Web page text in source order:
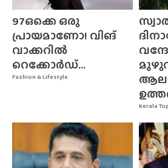
Fashion & Lifestyle
97ഒക്കെ ഒരു
പ്രായമാണോ! വിങ്
വാക്കറിൽ
റെക്കോർഡ്...
Kerala Top